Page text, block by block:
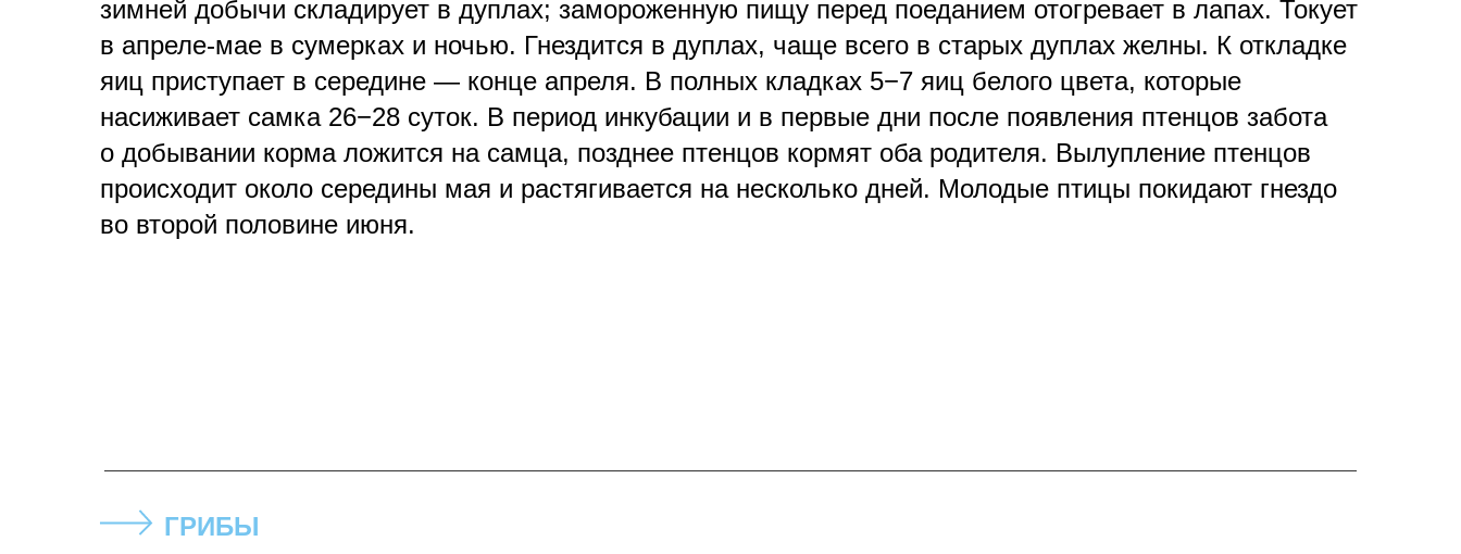
зимней добычи складирует в дуплах; замороженную пищу перед поеданием отогревает в лапах. Токует
в апреле-мае в сумерках и ночью. Гнездится в дуплах, чаще всего в старых дуплах желны. К откладке
яиц приступает в середине — конце апреля. В полных кладках 5−7 яиц белого цвета, которые
насиживает самка 26−28 суток. В период инкубации и в первые дни после появления птенцов забота
о добывании корма ложится на самца, позднее птенцов кормят оба родителя. Вылупление птенцов
происходит около середины мая и растягивается на несколько дней. Молодые птицы покидают гнездо
во второй половине июня.
ГРИБЫ